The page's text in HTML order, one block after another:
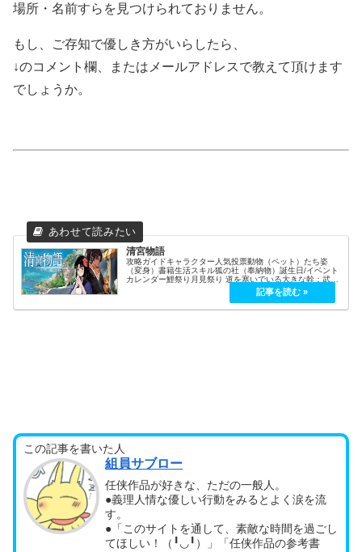
場所・名前すらを見つけられておりません。
もし、ご存知で優しき方がいらしたら、
↓のコメント欄、またはメールアドレスで教えて頂けます
でしょうか。
清宮物語
攻略ガイドキャラクター人気投票動物（ペット）たち姿
（変身）書籍生活スキル狐の社（奉納物）誕生日/イベント
カレンダー鯉祭り月見祭り 道を塞いでいる大きな幹：武器
Lv3以上 序盤からサクサク行きたい人向け武器：黄金の聖
この記事を書いた人
組員サブロー
任侠作品が好きな、ただの一般人。
●義理人情な優しい行動をみるとよく涙を流
す。
●「このサイトを通して、素敵な時間を過ごし
てほしい！（╹◡╹）」「任侠作品の参考書